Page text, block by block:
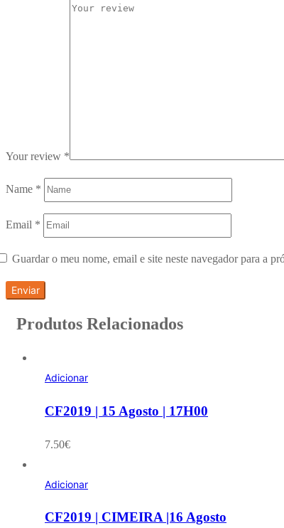
Your review *
Name *
Email *
Guardar o meu nome, email e site neste navegador para a
Produtos Relacionados
Adicionar
CF2019 | 15 Agosto | 17H00
7.50€
Adicionar
CF2019 | CIMEIRA |16 Agosto